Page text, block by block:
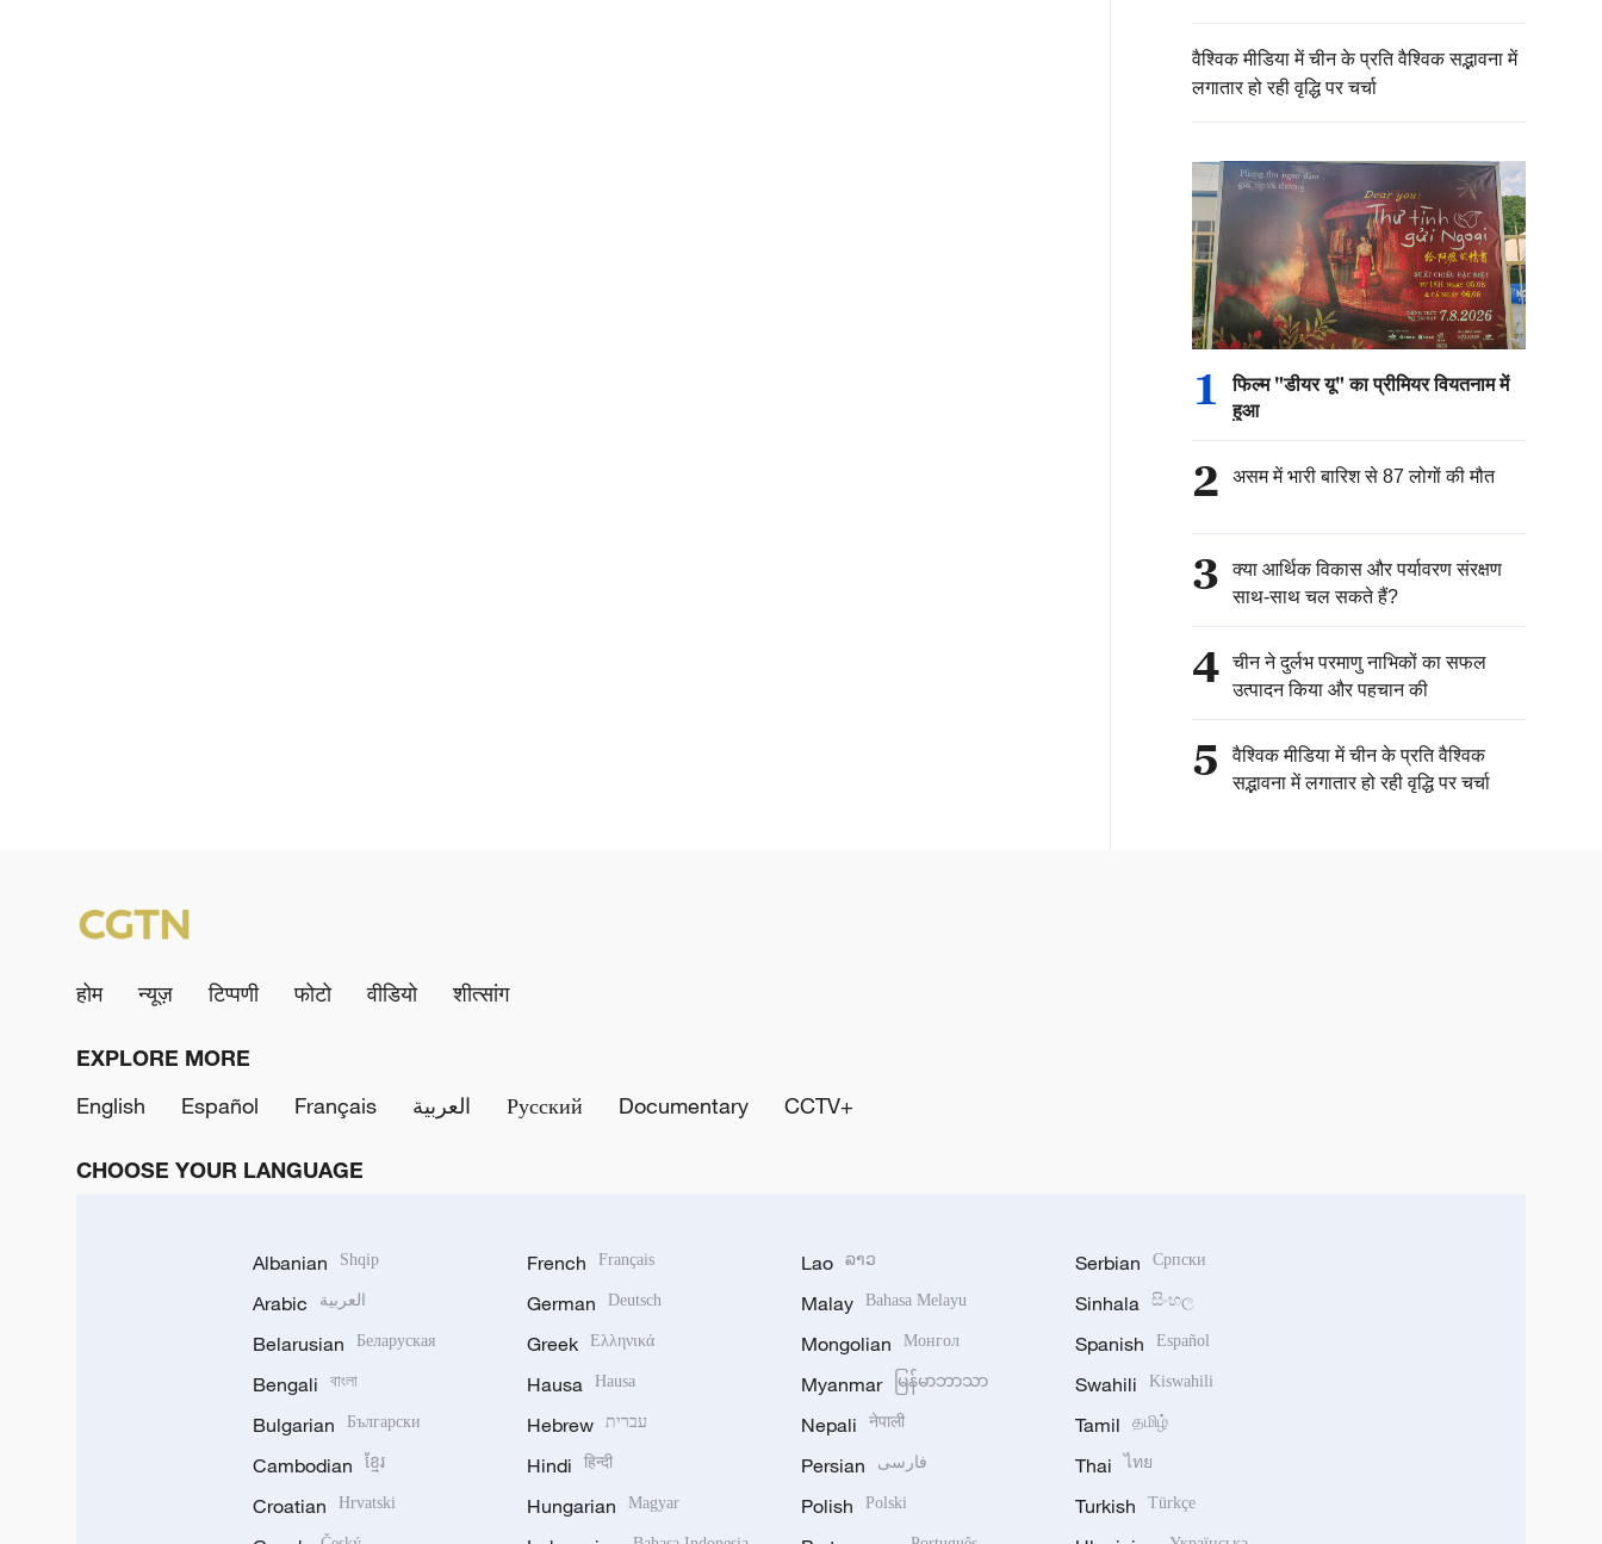
वैश्विक मीडिया में चीन के प्रति वैश्विक सद्भावना में
लगातार हो रही वृद्धि पर चर्चा
1
फिल्म "डीयर यू" का प्रीमियर वियतनाम में
हुआ
2 असम में भारी बारिश से 87 लोगों की मौत
3
क्या आर्थिक विकास और पर्यावरण संरक्षण
साथ-साथ चल सकते हैं?
4
चीन ने दुर्लभ परमाणु नाभिकों का सफल
उत्पादन किया और पहचान की
5
वैश्विक मीडिया में चीन के प्रति वैश्विक
सद्भावना में लगातार हो रही वृद्धि पर चर्चा
होम न्यूज़ टिप्पणी फोटो वीडियो शीत्सांग
EXPLORE MORE
English
Español Français العربية Русский Documentary CCTV+
CHOOSE YOUR LANGUAGE
Albanian Shqip
Arabic العربية
Belarusian Беларуская
Bengali বাংলা
Bulgarian Български
Cambodian ខ្មែរ
Croatian Hrvatski
French Français
German Deutsch
Greek Ελληνικά
Hausa Hausa
Hebrew עברית
Hindi हिन्दी
Hungarian Magyar
Lao ລາວ
Malay Bahasa Melayu
Mongolian Монгол
Myanmar မြန်မာဘာသာ
Nepali नेपाली
Persian فارسی
Polish Polski
Serbian Српски
Sinhala සිංහල
Spanish Español
Swahili Kiswahili
Tamil தமிழ்
Thai ไทย
Turkish Türkçe